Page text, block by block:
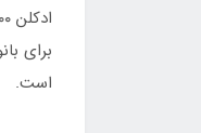
برای
است.